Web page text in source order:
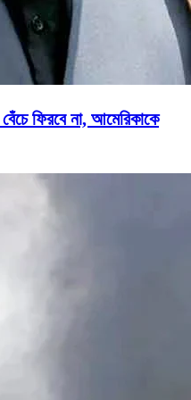
বেঁচে ফিরবে না, আমেরিকাকে